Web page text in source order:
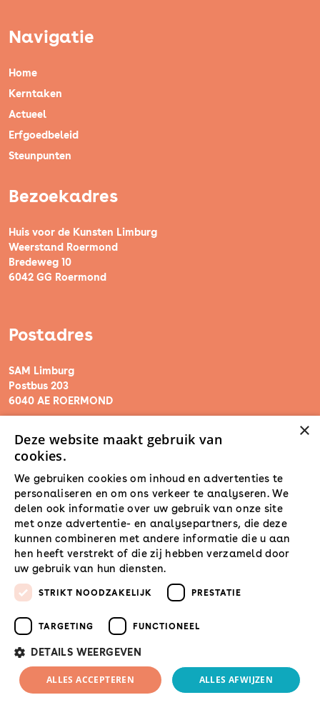
Navigatie
Home
Kerntaken
Actueel
Erfgoedbeleid
Steunpunten
Bezoekadres
Huis voor de Kunsten Limburg
Weerstand Roermond
Bredeweg 10
6042 GG Roermond
Postadres
SAM Limburg
Postbus 203
6040 AE ROERMOND
steunpunt@sam-limburg.nl
0475-399281
© 2026 SamLimburg |
Maatwerk websitedoor
webmix
Privacyverklaring Disclaimer Cookies
×
Deze website maakt gebruik van
cookies.
We gebruiken cookies om inhoud en advertenties te
personaliseren en om ons verkeer te analyseren. We
delen ook informatie over uw gebruik van onze site
met onze advertentie- en analysepartners, die deze
kunnen combineren met andere informatie die u aan
hen heeft verstrekt of die zij hebben verzameld door
uw gebruik van hun diensten.
STRIKT NOODZAKELIJK PRESTATIE
TARGETING FUNCTIONEEL
DETAILS WEERGEVEN
ALLES ACCEPTEREN ALLES AFWIJZEN